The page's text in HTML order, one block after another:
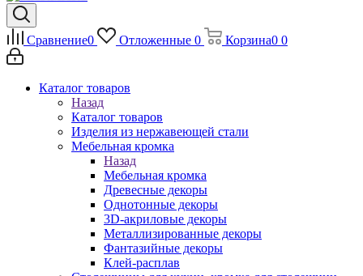
Сравнение0 Отложенные 0 Корзина0 0
Каталог товаров
Назад
Каталог товаров
Изделия из нержавеющей стали
Мебельная кромка
Назад
Мебельная кромка
Древесные декоры
Однотонные декоры
3D-акриловые декоры
Металлизированные декоры
Фантазийные декоры
Клей-расплав